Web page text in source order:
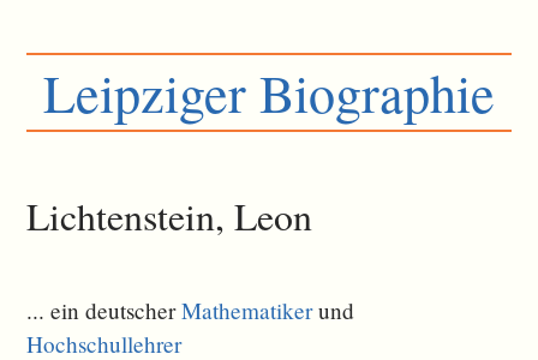
Leipziger Biographie
Lichtenstein, Leon
... ein deutscherMathematikerund
Hochschullehrer